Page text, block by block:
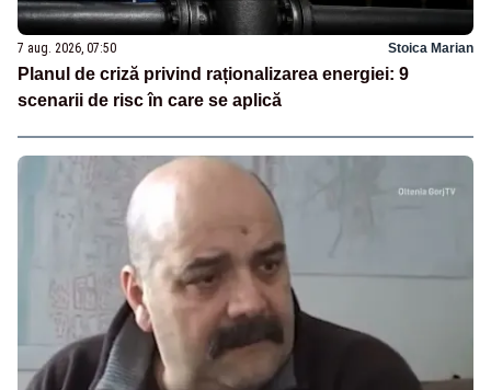
7 aug. 2026, 07:50 Stoica Marian
Planul de criză privind raționalizarea energiei: 9
scenarii de risc în care se aplică